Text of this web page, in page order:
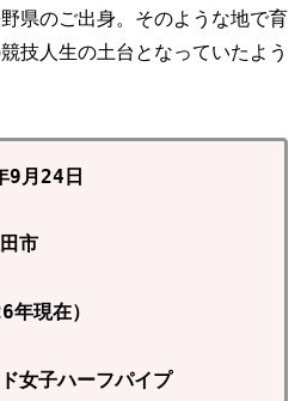
県のご出身。そのような地で育
技人生の土台となっていたよう
9月24日
市
現在）
女子ハーフパイプ